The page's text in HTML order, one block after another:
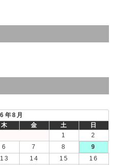
年8月
木 金 土
日
1
2
6 7 8
9
13 14 15
16